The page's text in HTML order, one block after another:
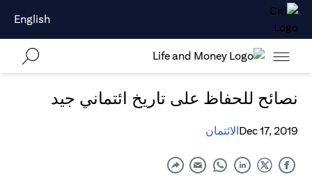
English
نصائح للحفاظ على تاريخ ائتماني جيد
Dec 17, 2019الائتمان